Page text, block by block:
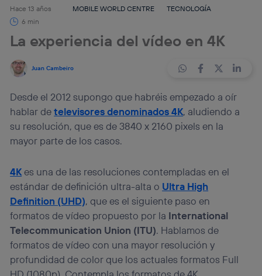
Hace 13 años MOBILE WORLD CENTRE
TECNOLOGÍA
6 min
La experiencia del vídeo en 4K
Juan Cambeiro
Desde el 2012 supongo que habréis empezado a oír
hablar detelevisores denominados 4K, aludiendo a
su resolución, que es de 3840 x 2160 pixels en la
mayor parte de los casos.
4Kes una de las resoluciones contempladas en el
estándar de definición ultra-alta o Ultra High
Definition (UHD), que es el siguiente paso en
formatos de vídeo propuesto por la International
Telecommunication Union (ITU). Hablamos de
formatos de vídeo con una mayor resolución y
profundidad de color que los actuales formatos Full